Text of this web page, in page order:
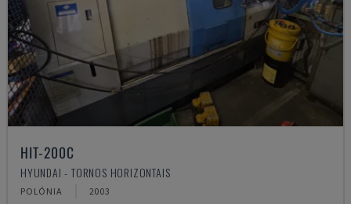
HIT-200C
HYUNDAI - TORNOS HORIZONTAIS
POLÓNIA 2003